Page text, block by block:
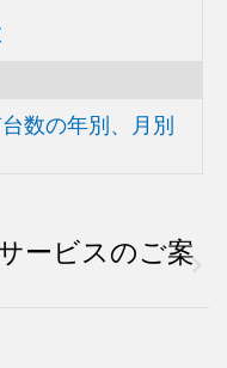
数の年別、月別
ービスのご案